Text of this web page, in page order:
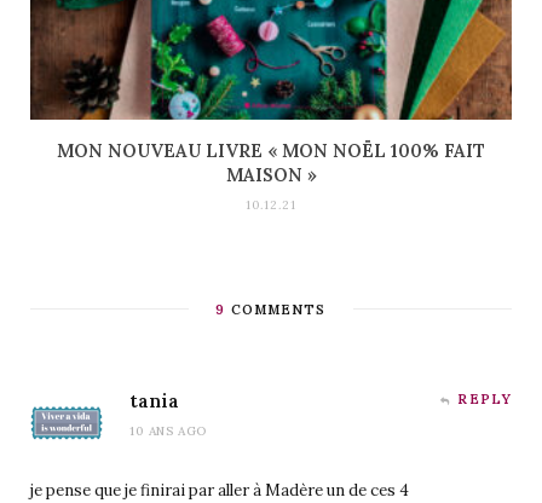
MON NOUVEAU LIVRE « MON NOËL 100% FAIT
MAISON »
10.12.21
9 COMMENTS
tania
10 ANS AGO
REPLY
je pense que je finirai par aller à Madère un de ces 4